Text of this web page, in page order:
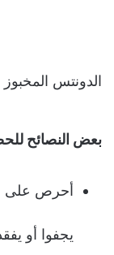
الدونتس
بعض النصائح
أحرص على
يجفوا أو